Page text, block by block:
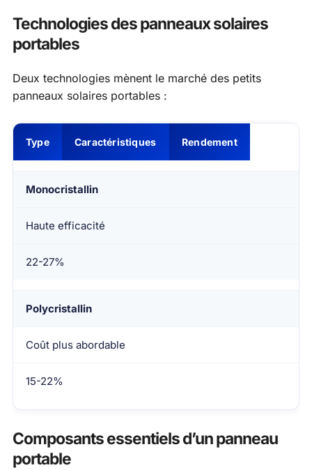
Technologies des panneaux solaires
portables
Deux technologies mènent le marché des petits
panneaux solaires portables :
Type Caractéristiques Rendement
Monocristallin
Haute efficacité
22-27%
Polycristallin
Coût plus abordable
15-22%
Composants essentiels d’un panneau
portable